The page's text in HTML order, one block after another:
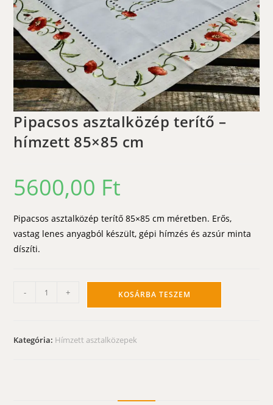
Pipacsos asztalközép terítő –
hímzett 85×85 cm
5600,00 Ft
Pipacsos asztalközép terítő 85×85 cm méretben. Erős,
vastag lenes anyagból készült, gépi hímzés és azsúr minta
díszíti.
Pipacsos
- + KOSÁRBA TESZEM
Kategória: Hímzett asztalközepek